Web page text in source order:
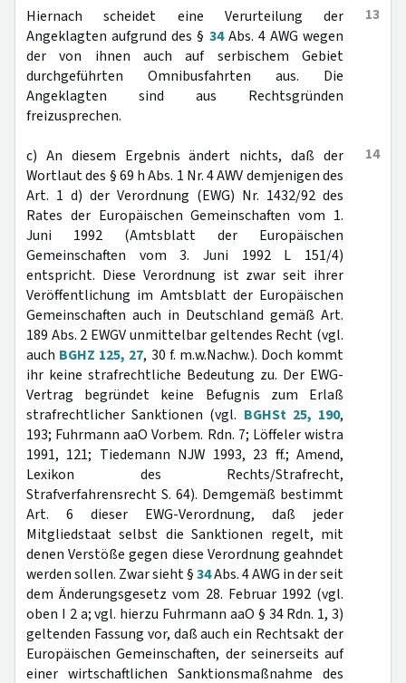
13
Hiernach scheidet eine Verurteilung der
Angeklagten aufgrund des § 34Abs. 4 AWG wegen
der von ihnen auch auf serbischem Gebiet
durchgeführten Omnibusfahrten aus. Die
Angeklagten sind aus Rechtsgründen
freizusprechen.
14
c) An diesem Ergebnis ändert nichts, daß der
Wortlaut des § 69 h Abs. 1 Nr. 4 AWV demjenigen des
Art. 1 d) der Verordnung (EWG) Nr. 1432/92 des
Rates der Europäischen Gemeinschaften vom 1.
Juni 1992 (Amtsblatt der Europäischen
Gemeinschaften vom 3. Juni 1992 L 151/4)
entspricht. Diese Verordnung ist zwar seit ihrer
Veröffentlichung im Amtsblatt der Europäischen
Gemeinschaften auch in Deutschland gemäß Art.
189 Abs. 2 EWGV unmittelbar geltendes Recht (vgl.
auch BGHZ 125, 27, 30 f. m.w.Nachw.). Doch kommt
ihr keine strafrechtliche Bedeutung zu. Der EWG-
Vertrag begründet keine Befugnis zum Erlaß
strafrechtlicher Sanktionen (vgl. BGHSt 25, 190,
193; Fuhrmann aaO Vorbem. Rdn. 7; Löffeler wistra
1991, 121; Tiedemann NJW 1993, 23 ff.; Amend,
Lexikon des Rechts/Strafrecht,
Strafverfahrensrecht S. 64). Demgemäß bestimmt
Art. 6 dieser EWG-Verordnung, daß jeder
Mitgliedstaat selbst die Sanktionen regelt, mit
denen Verstöße gegen diese Verordnung geahndet
werden sollen. Zwar sieht §34Abs. 4 AWG in der seit
dem Änderungsgesetz vom 28. Februar 1992 (vgl.
oben I 2 a; vgl. hierzu Fuhrmann aaO § 34 Rdn. 1, 3)
geltenden Fassung vor, daß auch ein Rechtsakt der
Europäischen Gemeinschaften, der seinerseits auf
einer wirtschaftlichen Sanktionsmaßnahme des